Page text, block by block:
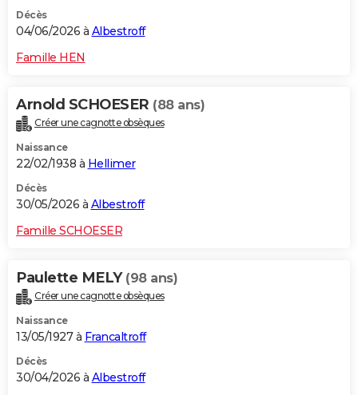
S'inscrire
Se connecter
Lycées
Collèges
Primaires
Universités
Entreprises
Service militaire
Avis de recherche
AVIS DE DÉCÈS
FORUM
Bricolage
Television
Décès
04/06/2026 à Albestroff
Famille HEN
Arnold SCHOESER (88 ans)
Créer une cagnotte obsèques
Naissance
22/02/1938 à Hellimer
Décès
30/05/2026 à Albestroff
Famille SCHOESER
Paulette MELY (98 ans)
Créer une cagnotte obsèques
Naissance
13/05/1927 à Francaltroff
Décès
30/04/2026 à Albestroff